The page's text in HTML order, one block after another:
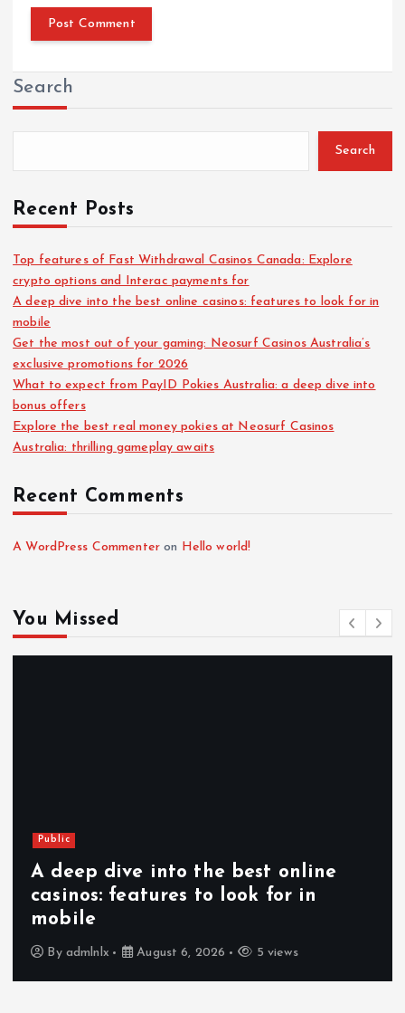
Search
Search
Recent Posts
Top features of Fast Withdrawal Casinos Canada: Explore
crypto options and Interac payments for
A deep dive into the best online casinos: features to look for in
mobile
Get the most out of your gaming: Neosurf Casinos Australia’s
exclusive promotions for 2026
What to expect from PayID Pokies Australia: a deep dive into
bonus offers
Explore the best real money pokies at Neosurf Casinos
Australia: thrilling gameplay awaits
Recent Comments
A WordPress Commenter on Hello world!
You Missed
Public
A deep dive into the best online
casinos: features to look for in
mobile
By admlnlx August 6, 2026 5 views